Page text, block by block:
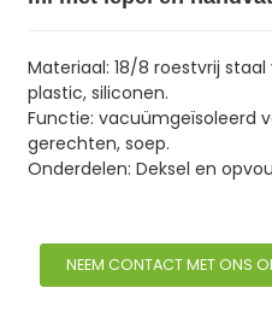
Materiaal: 18/8 roestvrij
plastic, siliconen.
Functie: vacuümgeïsoleerd
gerechten, soep.
Onderdelen: Deksel en
NEEM CONTACT MET ONS